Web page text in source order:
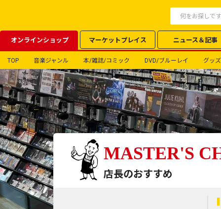
オンラインショップ マーケットプレイス ニュース＆記事
TOP 音楽ジャンル 本/雑誌/コミック DVD/ブルーレイ グッズ
MASTER'S
店長のおすすめ